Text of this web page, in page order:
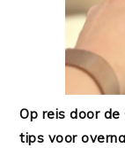
Op reis door de
tips voor